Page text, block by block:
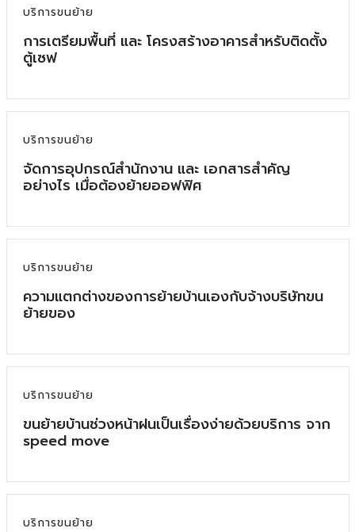
บริการขนย้าย
การเตรียมพื้นที่ และ โครงสร้างอาคารสำหรับติดตั้ง
ตู้เซฟ
บริการขนย้าย
จัดการอุปกรณ์สำนักงาน และ เอกสารสำคัญ
อย่างไร เมื่อต้องย้ายออฟฟิศ
บริการขนย้าย
ความแตกต่างของการย้ายบ้านเองกับจ้างบริษัทขน
ย้ายของ
บริการขนย้าย
ขนย้ายบ้านช่วงหน้าฝนเป็นเรื่องง่ายด้วยบริการ จาก
speed move
บริการขนย้าย